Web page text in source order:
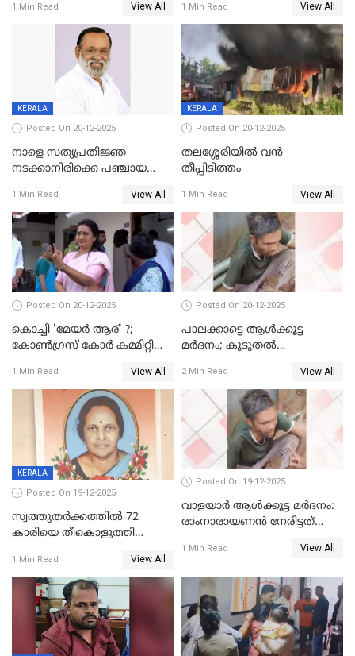
അന്വേഷിക്കും
1 Min Read View All
കഴുത്തുഞെരിച്ച് കൊന്നു
1 Min Read View All
KERALA
Posted On 20-12-2025
നാളെ സത്യപ്രതിജ്ഞ
നടക്കാനിരിക്കെ പഞ്ചായത്ത്
1 Min Read View All
KERALA
Posted On 20-12-2025
തലശ്ശേരിയിൽ വൻ
തീപ്പിടിത്തം
1 Min Read View All
Posted On 20-12-2025
കൊച്ചി 'മേയർ ആര്' ?;
കോണ്‍ഗ്രസ് കോര്‍ കമ്മിറ്റി
1 Min Read View All
Posted On 20-12-2025
പാലക്കാട്ടെ ആള്‍ക്കൂട്ട
മര്‍ദനം; കൂടുതല്‍
അംഗ സംഘമെന്ന് വിവരം
2 Min Read View All
KERALA
Posted On 19-12-2025
സ്വത്തുതര്‍ക്കത്തില്‍ 72
കാരിയെ തീകൊളുത്തി
ക്രൂരകൊലപാതകത്തില്‍
സഹോദരിപുത്രന് ജീവപര്യന്തം
1 Min Read View All
Posted On 19-12-2025
വാളയാർ ആൾക്കൂട്ട മർദനം:
രാംനാരായണൻ നേരിട്ടത്
നാൽപ്പതിലേറെ
റിപ്പോർട്ട്
1 Min Read View All